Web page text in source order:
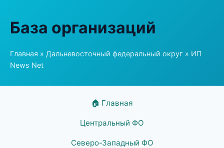
База организаций
Главная » Дальневосточный федеральный округ » ИП
News Net
🏠 Главная
Центральный ФО
Северо-Западный ФО